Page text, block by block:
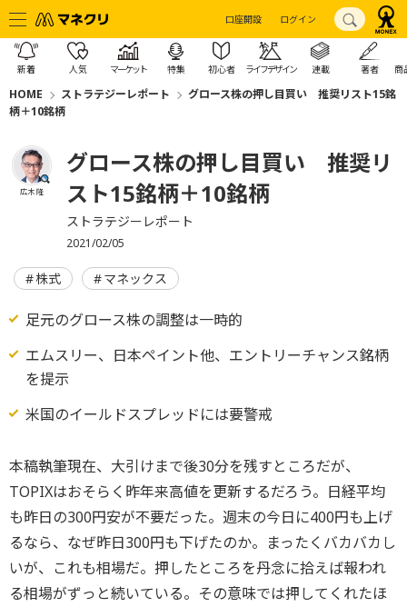
口座開設 ログイン
新着 人気 マーケット 特集 初心者 ライフデザイン 連載 著者 商
HOME ストラテジーレポート
グロース株の押し目買い 推奨リスト15銘
柄＋10銘柄
広木 隆
グロース株の押し目買い 推奨リ
スト15銘柄＋10銘柄
ストラテジーレポート
2021/02/05
株式 マネックス
足元のグロース株の調整は一時的
エムスリー、日本ペイント他、エントリーチャンス銘柄
を提示
米国のイールドスプレッドには要警戒
本稿執筆現在、大引けまで後30分を残すところだが、
TOPIXはおそらく昨年来高値を更新するだろう。日経平均
も昨日の300円安が不要だった。週末の今日に400円も上げ
るなら、なぜ昨日300円も下げたのか。まったくバカバカし
いが、これも相場だ。押したところを丹念に拾えば報われ
る相場がずっと続いている。その意味では押してくれたほ